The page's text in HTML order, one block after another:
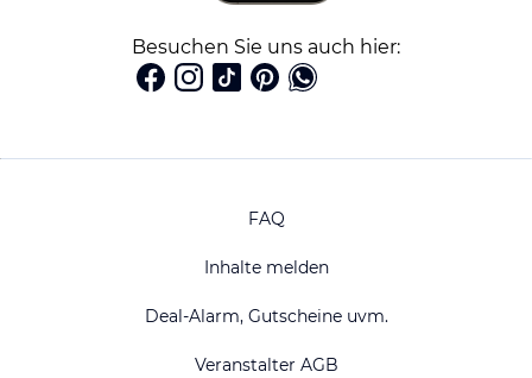
Besuchen Sie uns auch hier:
FAQ
Inhalte melden
Deal-Alarm, Gutscheine uvm.
Veranstalter AGB